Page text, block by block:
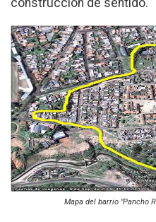
Mapa del barrio "Pancho